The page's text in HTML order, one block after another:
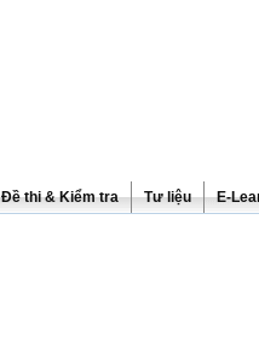
Đề thi & Kiểm tra Tư liệu E-